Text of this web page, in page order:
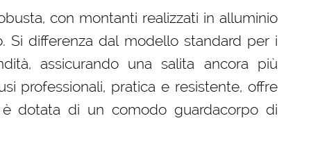
con montanti realizzati in alluminio
Si differenza dal modello standard per i
assicurando una salita ancora più
professionali, pratica e resistente, offre
dotata di un comodo guardacorpo di